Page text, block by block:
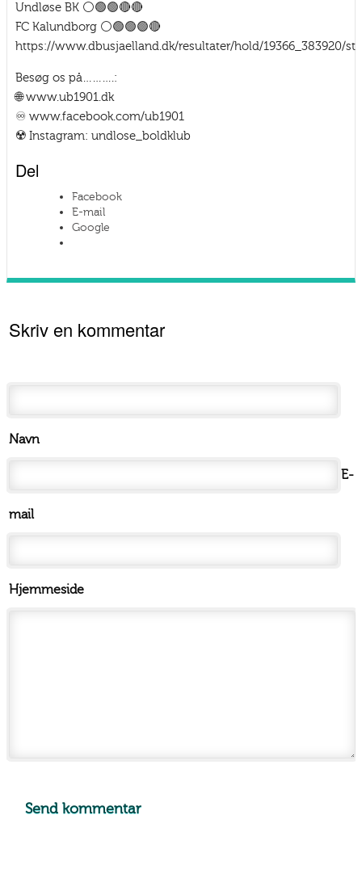
Undløse BK ⚪🟢🟢🔴🔴
FC Kalundborg ⚪🟢🟢🟢🔴
https://www.dbusjaelland.dk/resultater/hold/19366_383920/
Besøg os på……….:
🌐 www.ub1901.dk
♾️ www.facebook.com/ub1901
☢️ Instagram: undlose_boldklub
Del
Facebook
E-mail
Google
Skriv en kommentar
Navn
E-
mail
Hjemmeside